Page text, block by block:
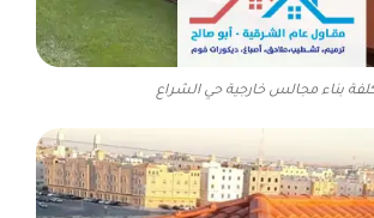
بناء مجالس خارجية حي الشراع